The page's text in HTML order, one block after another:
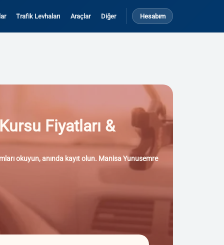
Trafik Levhaları Araçlar Diğer Hesabım
Fiyatları &
okuyun, anında kayıt olun. Manisa Yunusemre